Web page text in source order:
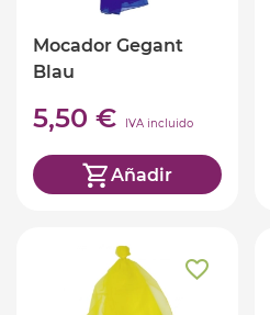
Mocador Gegant
Blau
5,50 € IVA incluido
Añadir